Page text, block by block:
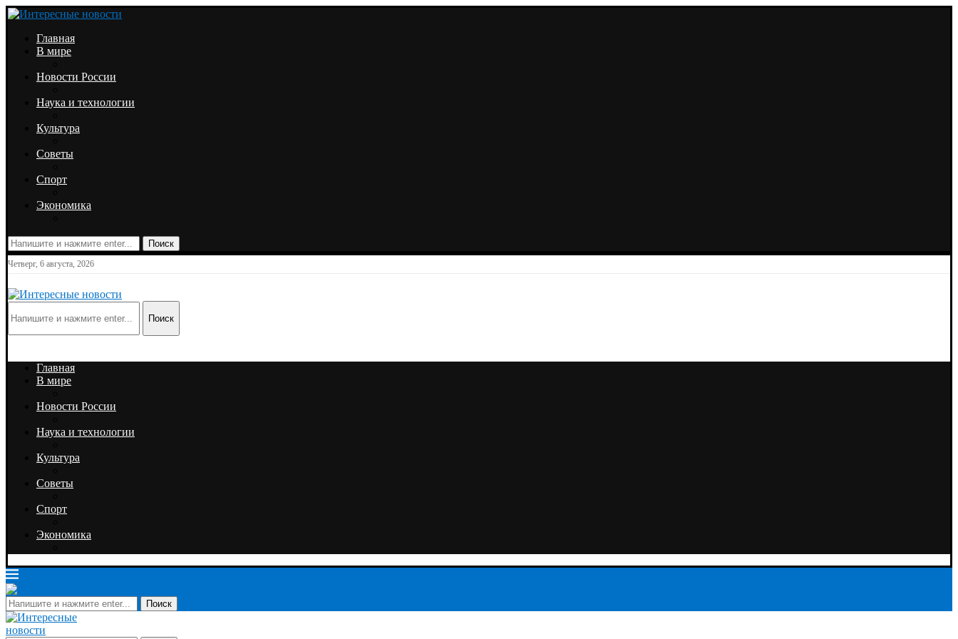
Главная
В мире
Новости России
Наука и технологии
Культура
Советы
Спорт
Экономика
Поиск
Четверг, 6 августа, 2026
Поиск
Главная
В мире
Новости России
Наука и технологии
Культура
Советы
Спорт
Экономика
Поиск